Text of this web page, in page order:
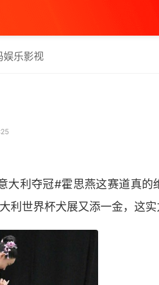
娱乐影视
大利夺冠#霍思燕这赛道真
利世界杯犬展又添一金，这实